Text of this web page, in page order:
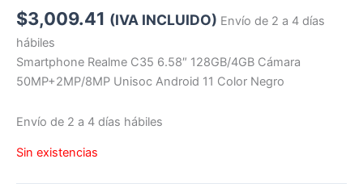
$3,009.41 (IVA INCLUIDO) Envío de 2 a 4 días
hábiles
Smartphone Realme C35 6.58″ 128GB/4GB Cámara
50MP+2MP/8MP Unisoc Android 11 Color Negro
Envío de 2 a 4 días hábiles
Sin existencias